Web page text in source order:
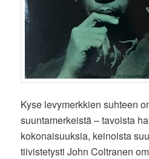
Kyse levymerkkien suhteen
suuntamerkeistä – tavoista
kokonaisuuksia, keinoista
tiivistetysti John Coltranen